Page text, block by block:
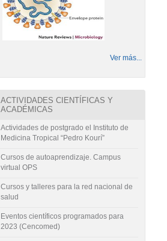
Ver más...
ACTIVIDADES CIENTÍFICAS Y
ACADÉMICAS
Actividades de postgrado el Instituto de
Medicina Tropical “Pedro Kourí”
Cursos de autoaprendizaje. Campus
virtual OPS
Cursos y talleres para la red nacional de
salud
Eventos científicos programados para
2023 (Cencomed)